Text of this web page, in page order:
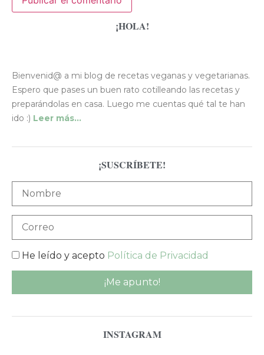
¡HOLA!
Bienvenid@ a mi blog de recetas veganas y vegetarianas.
Espero que pases un buen rato cotilleando las recetas y
preparándolas en casa. Luego me cuentas qué tal te han
ido :) Leer más…
¡SUSCRÍBETE!
He leído y acepto Política de Privacidad
INSTAGRAM